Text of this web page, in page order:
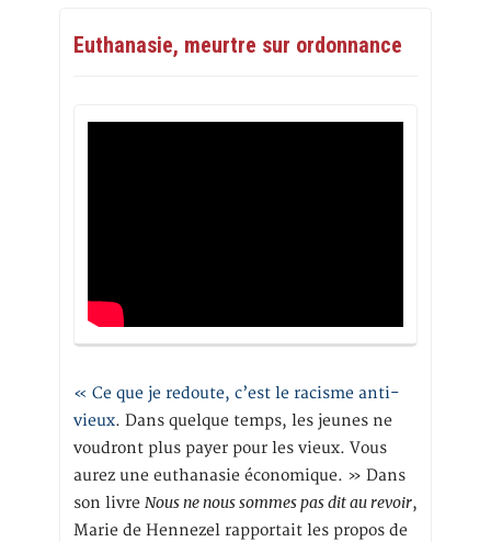
Euthanasie, meurtre sur ordonnance
« Ce que je redoute, c’est le racisme anti-
vieux. Dans quelque temps, les jeunes ne
voudront plus payer pour les vieux. Vous
aurez une euthanasie économique. » Dans
son livre Nous ne nous sommes pas dit au revoir,
Marie de Hennezel rapportait les propos de